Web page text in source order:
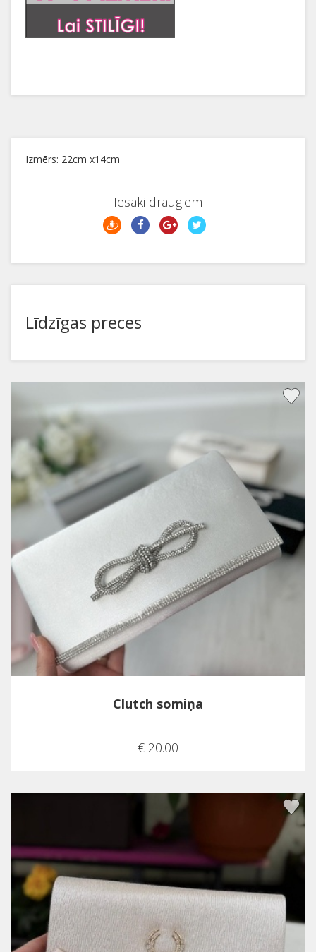
Izmērs: 22cm x14cm
Iesaki draugiem
Līdzīgas preces
Clutch somiņa
€ 20.00